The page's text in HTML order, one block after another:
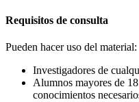
Requisitos de consulta
Pueden hacer uso del material:
Investigadores de
Alumnos mayores de
conocimientos